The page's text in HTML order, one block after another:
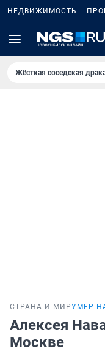
НЕДВИЖИМОСТЬ
Жёсткая соседская
СТРАНА И МИРУМЕР
Алексея
Москве